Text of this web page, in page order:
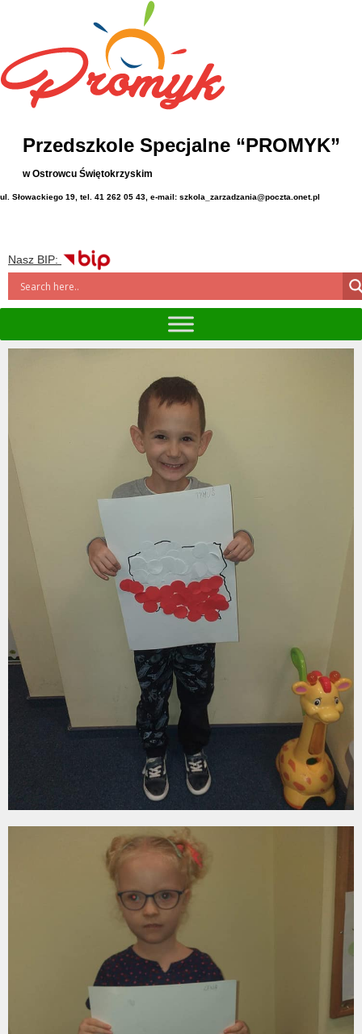
Przedszkole Specjalne “PROMYK”
w Ostrowcu Świętokrzyskim
ul. Słowackiego 19, tel. 41 262 05 43, e-mail: szkola_zarzadzania@poczta.onet.pl
Nasz BIP: